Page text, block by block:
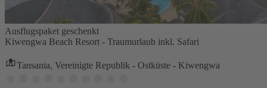
Ausflugspaket geschenkt
Kiwengwa Beach Resort - Traumurlaub inkl. Safari
Tansania, Vereinigte Republik - Ostküste - Kiwengwa